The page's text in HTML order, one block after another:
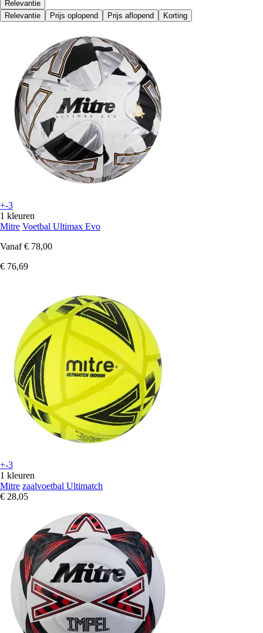
Relevantie
Relevantie
Prijs oplopend Prijs aflopend Korting
+-3
1 kleuren
Mitre Voetbal Ultimax Evo
Vanaf € 78,00
€ 76,69
+-3
1 kleuren
Mitre zaalvoetbal Ultimatch
€ 28,05